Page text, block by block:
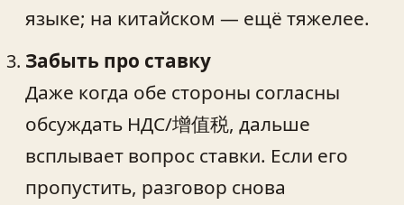
языке; на китайском — ещё тяжелее.
Забыть про ставку
Даже когда обе стороны согласны
обсуждать НДС/增值税, дальше
всплывает вопрос ставки. Если его
пропустить, разговор снова